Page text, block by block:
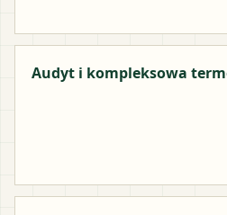
Audyt i kompleksowa